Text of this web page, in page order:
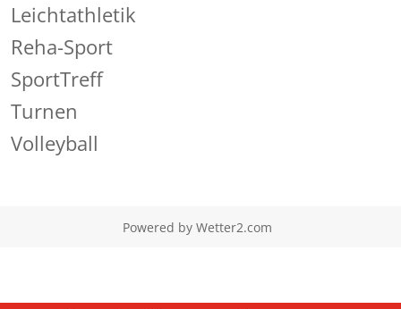
Leichtathletik
Reha-Sport
SportTreff
Turnen
Volleyball
Powered by Wetter2.com